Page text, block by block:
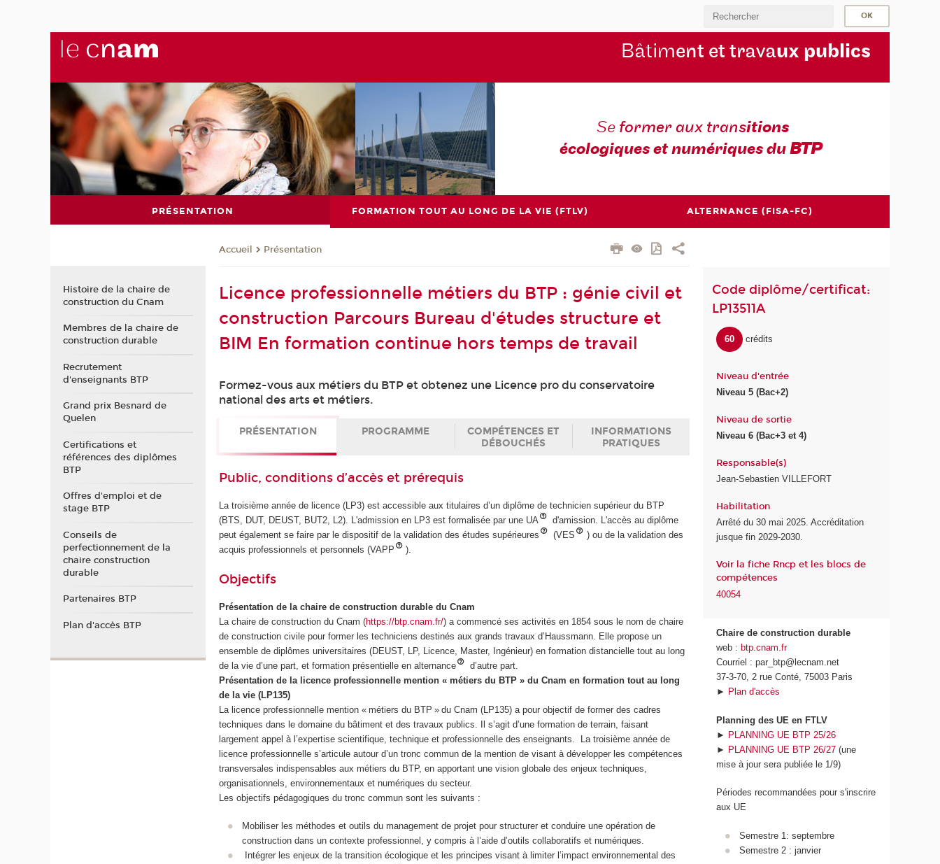
Bâtiment et travaux publics
Se former aux transitions
écologiques et numériques duBTP
PRÉSENTATION FORMATION TOUT AU LONG DE LA VIE (FTLV) ALTERNANCE (FISA-FC)
Accueil Présentation
Licence professionnelle métiers du BTP : génie civil et
construction Parcours Bureau d'études structure et
BIM En formation continue hors temps de travail
Formez-vous aux métiers du BTP et obtenez une Licence pro du conservatoire
national des arts et métiers.
PRÉSENTATION PROGRAMME
COMPÉTENCES ET
DÉBOUCHÉS
INFORMATIONS
PRATIQUES
Public, conditions d’accès et prérequis
La troisième année de licence (LP3) est accessible aux titulaires d’un diplôme de technicien supérieur du BTP
(BTS, DUT, DEUST, BUT2, L2). L'admission en LP3 est formalisée par une UA
d'amission. L'accès au diplôme
peut également se faire par le dispositif de la validation des études supérieures
(VES
) ou de la validation des
acquis professionnels et personnels (VAPP
).
Objectifs
Présentation de la chaire de construction durable du Cnam
La chaire de construction du Cnam (https://btp.cnam.fr/) a commencé ses activités en 1854 sous le nom de chaire
de construction civile pour former les techniciens destinés aux grands travaux d’Haussmann. Elle propose un
ensemble de diplômes universitaires (DEUST, LP, Licence, Master, Ingénieur) en formation distancielle tout au long
de la vie d’une part, et formation présentielle en alternance
d’autre part.
Présentation de la licence professionnelle mention « métiers du BTP » du Cnam en formation tout au long
de la vie (LP135)
La licence professionnelle mention « métiers du BTP » du Cnam (LP135) a pour objectif de former des cadres
techniques dans le domaine du bâtiment et des travaux publics. Il s’agit d’une formation de terrain, faisant
largement appel à l’expertise scientifique, technique et professionnelle des enseignants. La troisième année de
licence professionnelle s’articule autour d’un tronc commun de la mention de visant à développer les compétences
transversales indispensables aux métiers du BTP, en apportant une vision globale des enjeux techniques,
organisationnels, environnementaux et numériques du secteur.
Les objectifs pédagogiques du tronc commun sont les suivants :
Mobiliser les méthodes et outils du management de projet pour structurer et conduire une opération de
construction dans un contexte professionnel, y compris à l’aide d’outils collaboratifs et numériques.
Intégrer les enjeux de la transition écologique et les principes visant à limiter l’impact environnemental des
Code diplôme/certificat:
LP13511A
60 crédits
Niveau d'entrée
Niveau 5 (Bac+2)
Niveau de sortie
Niveau 6 (Bac+3 et 4)
Responsable(s)
Jean-Sebastien VILLEFORT
Habilitation
Arrêté du 30 mai 2025. Accréditation
jusque fin 2029-2030.
Voir la fiche Rncp et les blocs de
compétences
40054
Chaire de construction durable
web : btp.cnam.fr
Courriel : par_btp@lecnam.net
37-3-70, 2 rue Conté, 75003 Paris
► Plan d'accès
Planning des UE en FTLV
► PLANNING UE BTP 25/26
► PLANNING UE BTP 26/27 (une
mise à jour sera publiée le 1/9)
Périodes recommandées pour s'inscrire
aux UE
Semestre 1: septembre
Semestre 2 : janvier
Histoire de la chaire de
construction du Cnam
Membres de la chaire de
construction durable
Recrutement
d'enseignants BTP
Grand prix Besnard de
Quelen
Certifications et
références des diplômes
BTP
Offres d'emploi et de
stage BTP
Conseils de
perfectionnement de la
chaire construction
durable
Partenaires BTP
Plan d'accès BTP